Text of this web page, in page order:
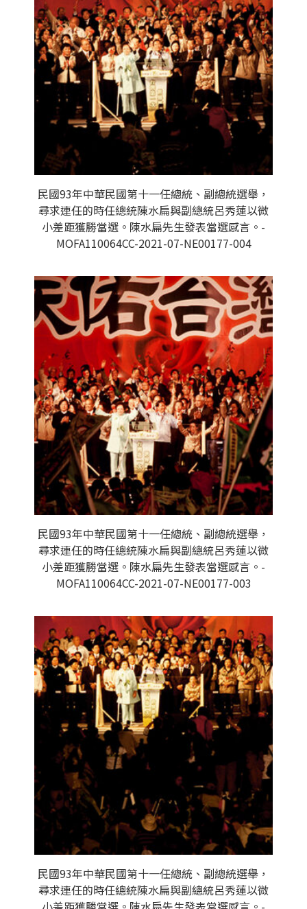
民國93年中華民國第十一任總統、副總統選舉，
尋求連任的時任總統陳水扁與副總統呂秀蓮以微
小差距獲勝當選。陳水扁先生發表當選感言。-
MOFA110064CC-2021-07-NE00177-004
民國93年中華民國第十一任總統、副總統選舉，
尋求連任的時任總統陳水扁與副總統呂秀蓮以微
小差距獲勝當選。陳水扁先生發表當選感言。-
MOFA110064CC-2021-07-NE00177-003
民國93年中華民國第十一任總統、副總統選舉，
尋求連任的時任總統陳水扁與副總統呂秀蓮以微